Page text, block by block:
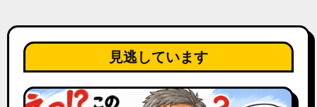
見逃しています